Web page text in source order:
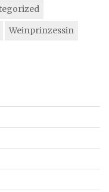
Weinprinzessin